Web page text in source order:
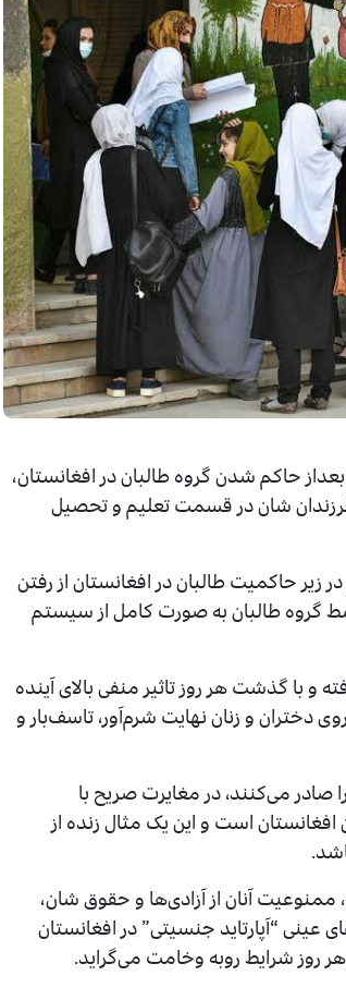
حاکم شدن گروه طالبان در افغانستان،
شان در قسمت تعلیم و تحصیل
در زیر حاکمیت طالبان در افغانستان از رفتن
گروه طالبان به صورت کامل از سیستم
و با گذشت هر روز تاثیر منفی بالای آینده
دختران و زنان نهایت شرم‌آور، تاسف‌بار و
صادر می‌کنند، در مغایرت صریح با
است و این یک مثال زنده از
آنان از آزادی‌ها و حقوق شان،
“آپارتاید جنسیتی” در افغانستان
روز شرایط رو‌به وخامت می‌گراید.